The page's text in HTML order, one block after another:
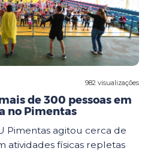
982 visualizações
de 300 pessoas em
no Pimentas
Pimentas agitou cerca de
atividades físicas repletas